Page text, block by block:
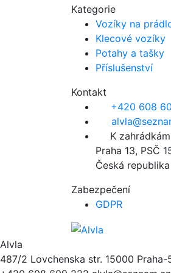
Kategorie
Vozíky na
Klecové vozíky
Potahy a tašky
Příslušenství
Kontakt
+420 608
K
Praha 13, PSČ
Česká republika
Zabezpečení
GDPR
Alvla
487/2 Lovchenska str. 15000 Praha-